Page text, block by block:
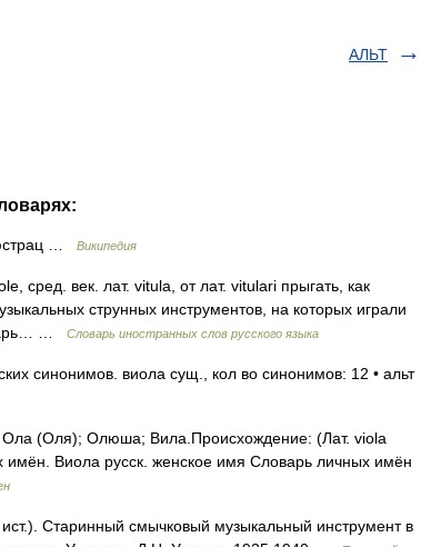
АЛЬТ
… Википедия
сред. век. лат. vitula, от лат. vitulari прыгать, как
струнных инструментов, на которых играли
…
Словарь иностранных слов русского языка
синонимов. виола сущ., кол во синонимов: 12 • альт
(Оля); Олюша; Вила.Происхождение: (Лат. viola
Виола русск. женское имя Словарь личных имён
Старинный смычковый музыкальный инструмент в